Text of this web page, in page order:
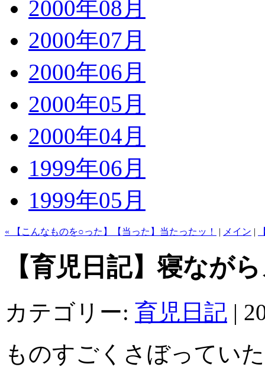
2000年08月
2000年07月
2000年06月
2000年05月
2000年04月
1999年06月
1999年05月
« 【こんなものを○った】【当った】当たったッ！ | メイン |
【育児日記】寝なが
カテゴリー: 育児日記 |
ものすごくさぼってい